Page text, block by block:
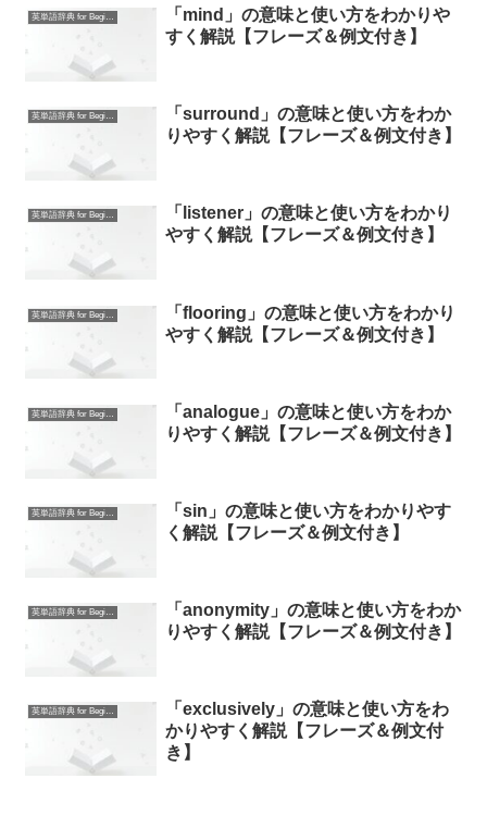
英単語辞典 for Beginners
「mind」の意味と使い方をわかりや
すく解説【フレーズ＆例文付き】
英単語辞典 for Beginners
「surround」の意味と使い方をわか
りやすく解説【フレーズ＆例文付き】
英単語辞典 for Beginners
「listener」の意味と使い方をわかり
やすく解説【フレーズ＆例文付き】
英単語辞典 for Beginners
「flooring」の意味と使い方をわかり
やすく解説【フレーズ＆例文付き】
英単語辞典 for Beginners
「analogue」の意味と使い方をわか
りやすく解説【フレーズ＆例文付き】
英単語辞典 for Beginners
「sin」の意味と使い方をわかりやす
く解説【フレーズ＆例文付き】
英単語辞典 for Beginners
「anonymity」の意味と使い方をわか
りやすく解説【フレーズ＆例文付き】
英単語辞典 for Beginners
「exclusively」の意味と使い方をわ
かりやすく解説【フレーズ＆例文付
き】